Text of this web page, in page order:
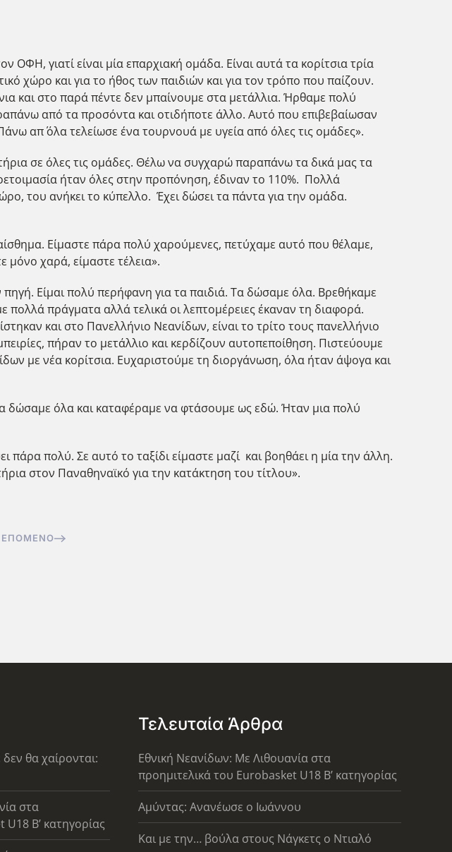
γιατί είναι μία επαρχιακή ομάδα. Είναι αυτά τα κορίτσια τρία
χώρο και για το ήθος των παιδιών και για τον τρόπο που παίζουν.
και στο παρά πέντε δεν μπαίνουμε στα μετάλλια. Ήρθαμε πολύ
από τα προσόντα και οτιδήποτε άλλο. Αυτό που επιβεβαίωσαν
απ΄ όλα τελείωσε ένα τουρνουά με υγεία από όλες τις ομάδες».
σε όλες τις ομάδες. Θέλω να συγχαρώ παραπάνω τα δικά μας τα
ήταν όλες στην προπόνηση, έδιναν το 110%. Πολλά
του ανήκει το κύπελλο. Έχει δώσει τα πάντα για την ομάδα.
Είμαστε πάρα πολύ χαρούμενες, πετύχαμε αυτό που θέλαμε,
χαρά, είμαστε τέλεια».
Είμαι πολύ περήφανη για τα παιδιά. Τα δώσαμε όλα. Βρεθήκαμε
πράγματα αλλά τελικά οι λεπτομέρειες έκαναν τη διαφορά.
και στο Πανελλήνιο Νεανίδων, είναι το τρίτο τους πανελλήνιο
πήραν το μετάλλιο και κερδίζουν αυτοπεποίθηση. Πιστεύουμε
με νέα κορίτσια. Ευχαριστούμε τη διοργάνωση, όλα ήταν άψογα και
δώσαμε όλα και καταφέραμε να φτάσουμε ως εδώ. Ήταν μια πολύ
πολύ. Σε αυτό το ταξίδι είμαστε μαζί και βοηθάει η μία την άλλη.
στον Παναθηναϊκό για την κατάκτηση του τίτλου».
ΕΠΌΜΕΝΟ
θα χαίρονται:
στα
Β’ κατηγορίας
Τελευταία Άρθρα
Εθνική Νεανίδων: Με Λιθουανία στα
προημιτελικά του Eurobasket U18 Β’ κατηγορίας
Αμύντας: Ανανέωσε ο Ιωάννου
Και με την… βούλα στους Νάγκετς ο Ντιαλό